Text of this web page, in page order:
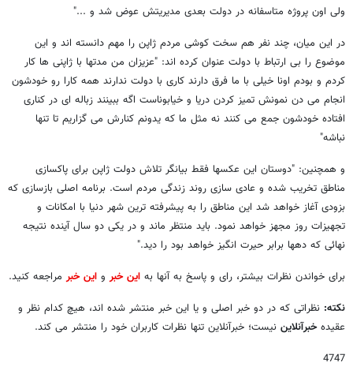
ولی اون پروژه متاسفانه در دولت بعدی مدیریتش عوض شد و ..."
در این میان، چند نفر هم سخت کوشی مردم ژاپن را مهم دانسته اند و این
موضوع را بی ارتباط با دولت عنوان کرده اند: "عزیزان من مدتها با ژاپنی ها کار
کردم و بودم اونا خیلی با ما فرق دارند کاری با دولت ندارند همه کارا رو خودشون
انجام می دن نمونش تمیز کردن دریا و خیابوناست اگه ببینند زباله ای در کناری
افتاده خودشون جمع می کنند نه مثل ما که یدونم کنارش می گزاریم تا تنها
نباشه"
و همچنین: "دوستان این عکسها فقط بیانگر تلاش دولت ژاپن برای پاکسازی
مناطق تخریب شده و عادی سازی روند زندگی مردم است. برنامه اصلی بازسازی که
بزودی آغاز خواهد شد این مناطق را به پیشرفته ترین شهر دنیا با امکانات و
تجهیزات روز مجهز خواهد نمود. باید منتظر ماند و در یکی دو سال آینده نتیجه
نهائی که دهها برابر حیرت انگیز خواهد بود را دید."
برای خواندن نظرات بیشتر، رای و پاسخ به آنها به این خبر و این خبر مراجعه کنید.
نکته: نظراتی که در دو خبر اصلی و یا این خبر منتشر شده اند، هیچ کدام نظر و
عقیدهخبرآنلاین نیست؛ خبرآنلاین تنها نظرات کاربران خود را منتشر می کند.
4747